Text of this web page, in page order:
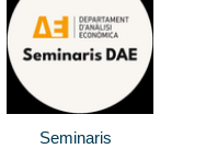
Seminaris